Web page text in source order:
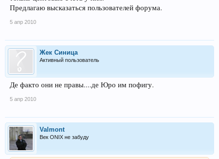
Предлагаю высказаться пользователей форума.
5 апр 2010
Жек Синица
Активный пользователь
Де факто они не правы....де Юро им пофигу.
5 апр 2010
Valmont
Век ONIX не забуду